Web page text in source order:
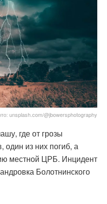
unsplash.com/@jbowersphotography
где от грозы
один из них погиб, а
местной ЦРБ. Инцидент
Болотнинского